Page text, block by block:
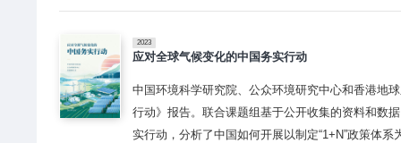
2023
应对全球气候变化的中国务实行动
中国环境科学研究院、公众环境研究中心和香港地
行动》报告。联合课题组基于公开收集的资料和数
实行动，分析了中国如何开展以制定“1+N”政策体